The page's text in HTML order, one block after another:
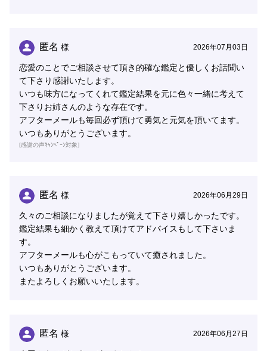
匿名 様 2026年07月03日
恋愛のことでご相談させて頂き的確な鑑定と優しくお話聞い
て下さり感謝いたします。
いつも味方になってくれて鑑定結果を元に色々一緒に考えて
下さりお姉さんのような存在です。
アフターメールも毎回必ず頂けて勇気と元気を頂いてます。
いつもありがとうございます。
[感謝の声ｷｬﾝﾍﾟｰﾝ対象]
匿名 様 2026年06月29日
久々のご相談になりましたが覚えて下さり嬉しかったです。
鑑定結果も細かく教えて頂けてアドバイスもして下さいま
す。
アフターメールも心がこもっていて癒されました。
いつもありがとうございます。
またよろしくお願いいたします。
匿名 様 2026年06月27日